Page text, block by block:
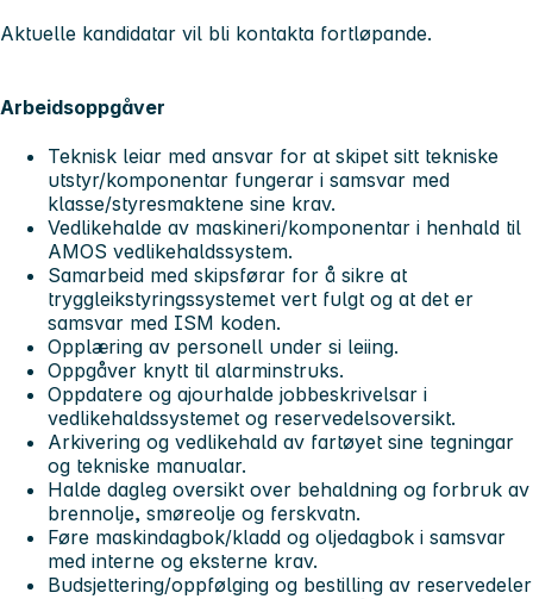
Aktuelle kandidatar vil bli kontakta fortløpande.
Arbeidsoppgåver
Teknisk leiar med ansvar for at skipet sitt tekniske
utstyr/komponentar fungerar i samsvar med
klasse/styresmaktene sine krav.
Vedlikehalde av maskineri/komponentar i henhald til
AMOS vedlikehaldssystem.
Samarbeid med skipsførar for å sikre at
tryggleikstyringssystemet vert fulgt og at det er
samsvar med ISM koden.
Opplæring av personell under si leiing.
Oppgåver knytt til alarminstruks.
Oppdatere og ajourhalde jobbeskrivelsar i
vedlikehaldssystemet og reservedelsoversikt.
Arkivering og vedlikehald av fartøyet sine tegningar
og tekniske manualar.
Halde dagleg oversikt over behaldning og forbruk av
brennolje, smøreolje og ferskvatn.
Føre maskindagbok/kladd og oljedagbok i samsvar
med interne og eksterne krav.
Budsjettering/oppfølging og bestilling av reservedeler